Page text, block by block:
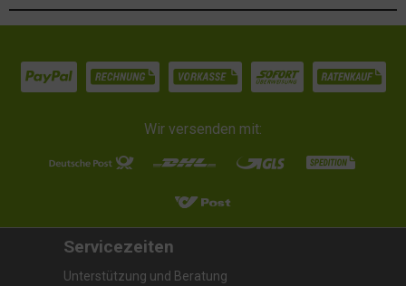
Wir versenden mit:
Servicezeiten
Unterstützung und Beratung